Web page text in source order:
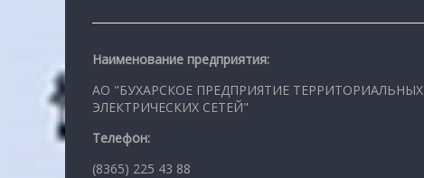
Наименование предприятия:
АО "БУХАРСКОЕ ПРЕДПРИЯТИЕ ТЕРРИТОРИАЛЬНЫХ
ЭЛЕКТРИЧЕСКИХ СЕТЕЙ"
Телефон:
(8365) 225 43 88